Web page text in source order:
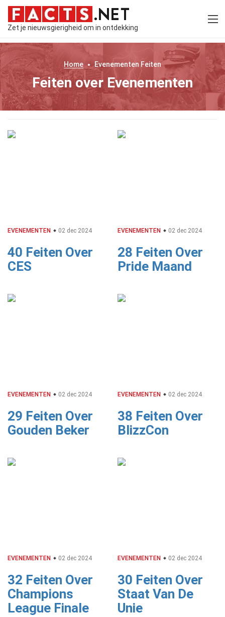
Zet je nieuwsgierigheid om in ontdekking
Home Evenementen Feiten
Feiten over Evenementen
EVENEMENTEN 02 dec 2024
40 Feiten Over
CES
EVENEMENTEN 02 dec 2024
28 Feiten Over
Pride Maand
EVENEMENTEN 02 dec 2024
29 Feiten Over
Gouden Beker
EVENEMENTEN 02 dec 2024
38 Feiten Over
BlizzCon
EVENEMENTEN 02 dec 2024
32 Feiten Over
Champions
League Finale
EVENEMENTEN 02 dec 2024
30 Feiten Over
Staat Van De
Unie